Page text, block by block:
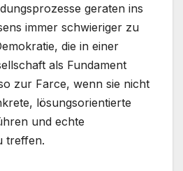
geraten ins
immer schwieriger zu
die in einer
als Fundament
zur Farce, wenn sie nicht
lösungsorientierte
und echte
treffen.